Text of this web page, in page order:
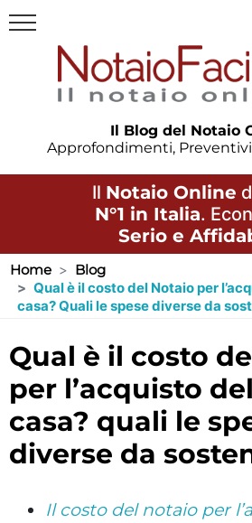
Il Blog del Notaio
Approfondimenti,
Il Notaio Online
N°1 in Italia.
Serio e
Home
Blog
Qual è il costo del Notaio per
casa? Quali le spese diverse da
qual è il costo del notaio
per l’acquisto
casa? quali le
diverse da
Il costo del notaio per